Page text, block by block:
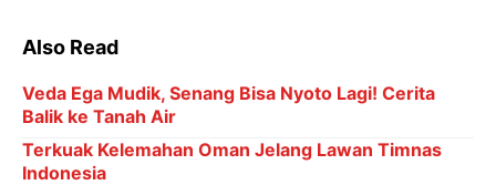
Also Read
Veda Ega Mudik, Senang Bisa Nyoto Lagi! Cerita
Balik ke Tanah Air
Terkuak Kelemahan Oman Jelang Lawan Timnas
Indonesia